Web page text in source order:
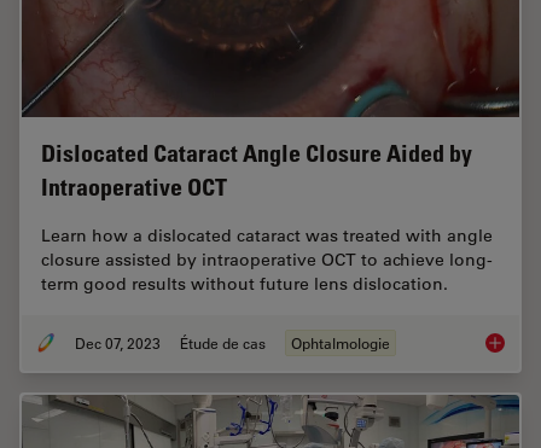
Dislocated Cataract Angle Closure Aided by
Intraoperative OCT
Learn how a dislocated cataract was treated with angle
closure assisted by intraoperative OCT to achieve long-
term good results without future lens dislocation.
Dec 07, 2023 Étude de cas Ophtalmologie